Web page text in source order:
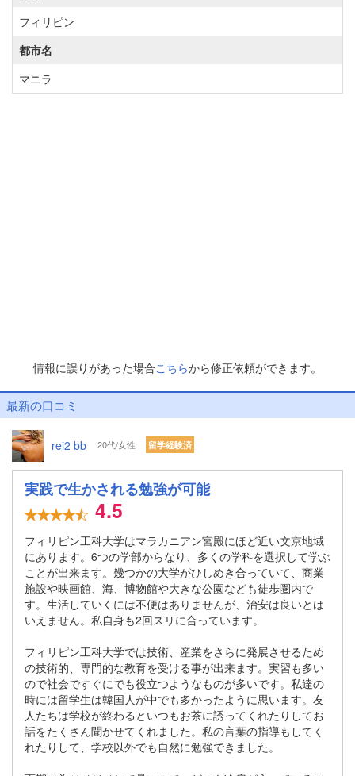
フィリピン
都市名
マニラ
情報に誤りがあった場合こちらから修正依頼ができます。
最新の口コミ
rei2 bb 20代/女性 留学経験済
実践で生かされる勉強が可能
4.5
フィリピン工科大学はマラカニアン宮殿にほど近い文京地域
にあります。6つの学部からなり、多くの学科を選択して学ぶ
ことが出来ます。幾つかの大学がひしめき合っていて、商業
施設や映画館、海、博物館や大きな公園なども徒歩圏内で
す。生活していくには不便はありませんが、治安は良いとは
いえません。私自身も2回スリに合っています。
フィリピン工科大学では技術、産業をさらに発展させるため
の技術的、専門的な教育を受ける事が出来ます。実習も多い
ので社会ですぐにでも役立つようなものが多いです。私達の
時には留学生は韓国人が中でも多かったように思います。友
人たちは学校が終わるといつもお茶に誘ってくれたりしてお
話をたくさん聞かせてくれました。私の言葉の指導もしてく
れたりして、学校以外でも自然に勉強できました。